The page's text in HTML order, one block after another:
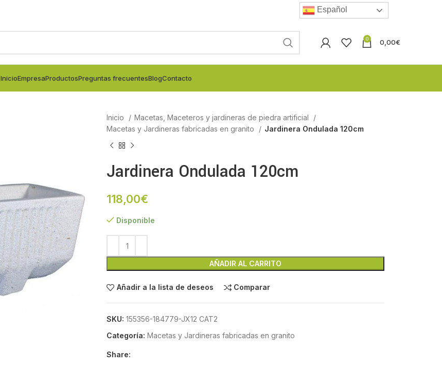
Español
0 0,00€
InicioEmpresaProductosPreguntas frecuentesBlogContacto
Inicio
Macetas, Maceteros y jardineras de piedra artificial
Macetas y Jardineras fabricadas en granito
Jardinera Ondulada 120cm
Jardinera Ondulada 120cm
118,00€
Disponible
AÑADIR AL CARRITO
Añadir a la lista de deseos Comparar
SKU: 155356-184779-JX12 CAT2
Categoría: Macetas y Jardineras fabricadas en granito
Share: